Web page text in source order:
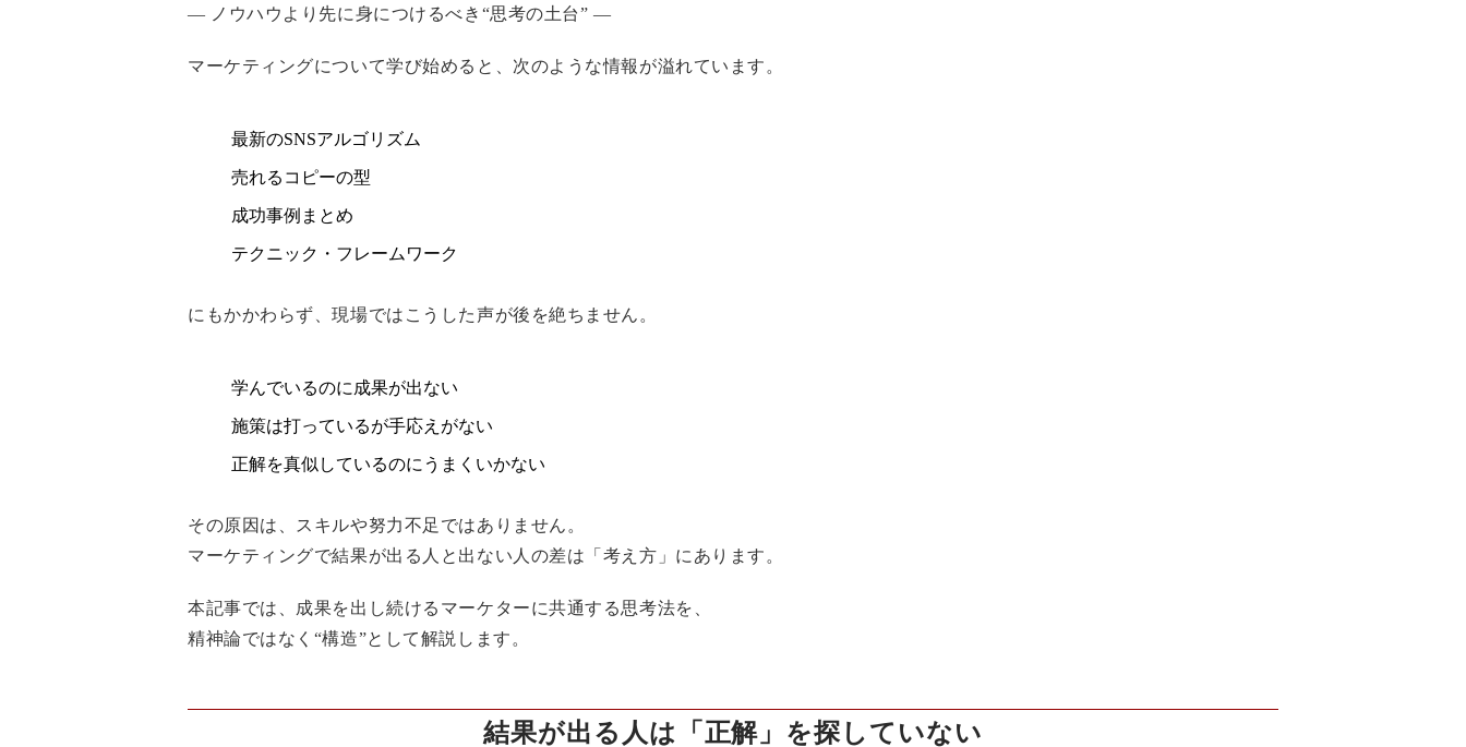
― ノウハウより先に身につけるべき“思考の土台” ―
マーケティングについて学び始めると、次のような情報が溢れています。
最新のSNSアルゴリズム
売れるコピーの型
成功事例まとめ
テクニック・フレームワーク
にもかかわらず、現場ではこうした声が後を絶ちません。
学んでいるのに成果が出ない
施策は打っているが手応えがない
正解を真似しているのにうまくいかない
その原因は、スキルや努力不足ではありません。
マーケティングで結果が出る人と出ない人の差は「考え方」 にあります。
本記事では、 成果を出し続けるマーケターに共通する思考法を、
精神論ではなく“構造”として解説します。
結果が出る人は「正解」を探していない